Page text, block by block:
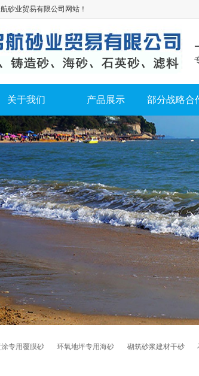
砂业贸易有限公司网站！
关于我们 产品展示 部分战略合
专用覆膜砂 环氧地坪专用海砂 砌筑砂浆建材干砂